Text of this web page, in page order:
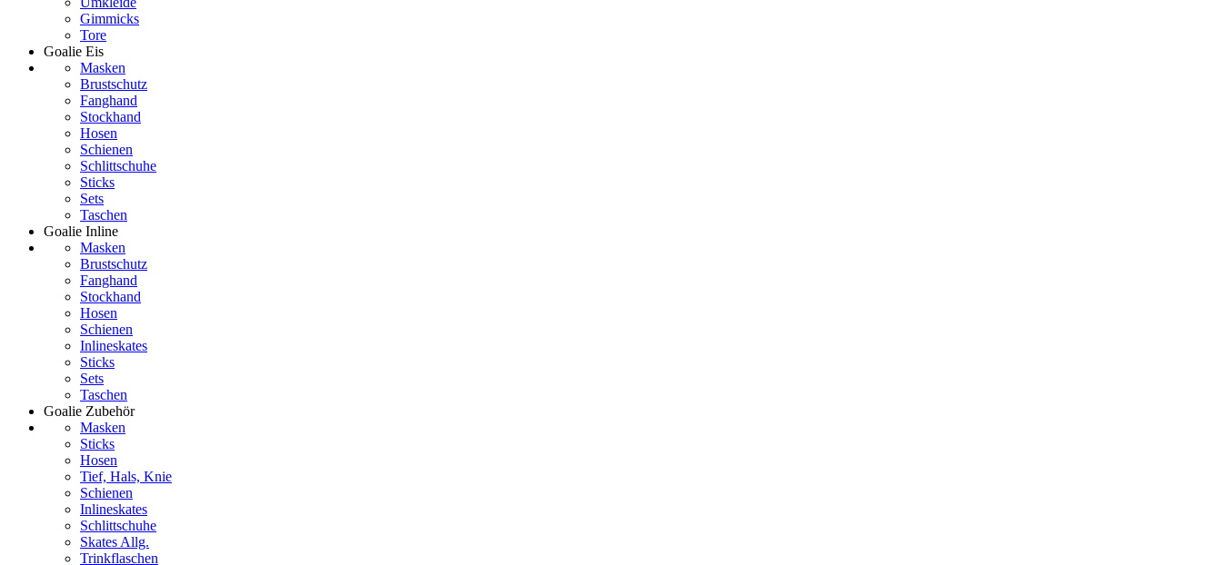
Gimmicks
Tore
Goalie Eis
Masken
Brustschutz
Fanghand
Stockhand
Hosen
Schienen
Schlittschuhe
Sticks
Sets
Taschen
Goalie Inline
Masken
Brustschutz
Fanghand
Stockhand
Hosen
Schienen
Inlineskates
Sticks
Sets
Taschen
Goalie Zubehör
Masken
Sticks
Hosen
Tief, Hals, Knie
Schienen
Inlineskates
Schlittschuhe
Skates Allg.
Trinkflaschen